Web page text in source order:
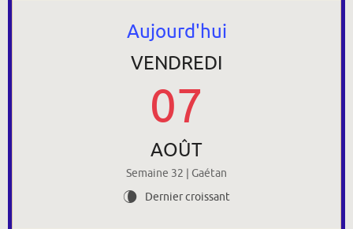
Aujourd'hui
VENDREDI
07
AOÛT
Semaine 32 | Gaétan
V Dernier croissant